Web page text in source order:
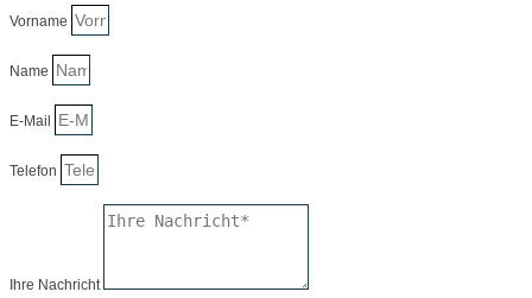
Vorname
Name
E-Mail
Telefon
Ihre Nachricht